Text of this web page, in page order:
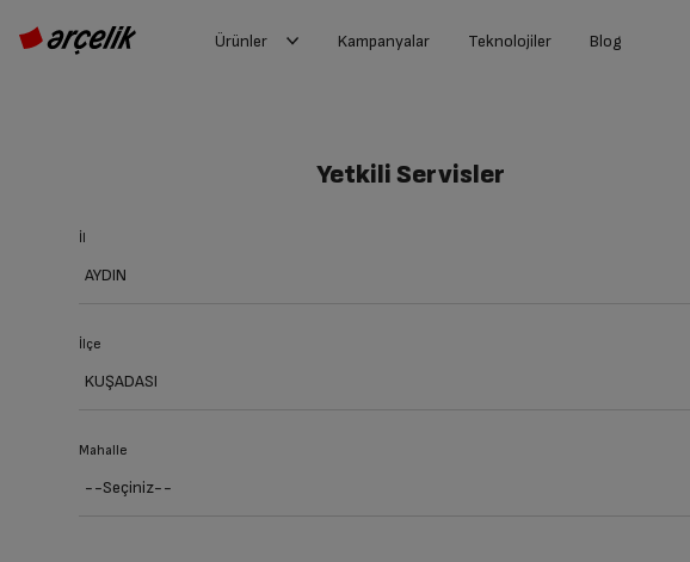
Ürünler Kampanyalar Teknolojiler Blog
Yetkili Servisler
İl
İlçe
Mahalle